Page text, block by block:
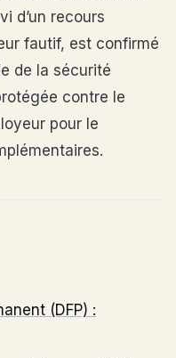
d’un recours
fautif, est confirmé
de la sécurité
contre le
pour le
(DFP) :